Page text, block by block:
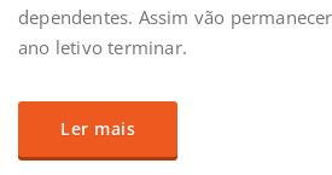
dependentes. Assim vão
ano letivo terminar.
Ler mais